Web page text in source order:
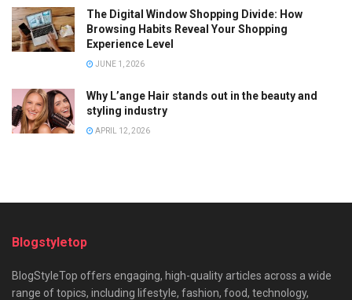
The Digital Window Shopping Divide: How
Browsing Habits Reveal Your Shopping
Experience Level
JUNE 1, 2026
Why L’ange Hair stands out in the beauty and
styling industry
APRIL 12, 2026
Blogstyletop
BlogStyleTop offers engaging, high-quality articles across a wide
range of topics, including lifestyle, fashion, food, technology,